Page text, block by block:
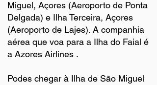
Miguel, Açores (Aeroporto de Ponta
Delgada) e Ilha Terceira, Açores
(Aeroporto de Lajes). A companhia
aérea que voa para a Ilha do Faial é
a Azores Airlines .
Podes chegar à Ilha de São Miguel